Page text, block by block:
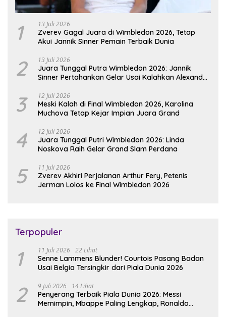
1 13 Juli 2026
Zverev Gagal Juara di Wimbledon 2026, Tetap
Akui Jannik Sinner Pemain Terbaik Dunia
2 13 Juli 2026
Juara Tunggal Putra Wimbledon 2026: Jannik
Sinner Pertahankan Gelar Usai Kalahkan Alexander
3 12 Juli 2026
Meski Kalah di Final Wimbledon 2026, Karolina
Muchova Tetap Kejar Impian Juara Grand
4 12 Juli 2026
Juara Tunggal Putri Wimbledon 2026: Linda
Noskova Raih Gelar Grand Slam Perdana
5 11 Juli 2026
Zverev Akhiri Perjalanan Arthur Fery, Petenis
Jerman Lolos ke Final Wimbledon 2026
Terpopuler
1 11 Juli 2026 22 Lihat
Senne Lammens Blunder! Courtois Pasang Badan
Usai Belgia Tersingkir dari Piala Dunia 2026
2 9 Juli 2026 14 Lihat
Penyerang Terbaik Piala Dunia 2026: Messi
Memimpin, Mbappe Paling Lengkap, Ronaldo